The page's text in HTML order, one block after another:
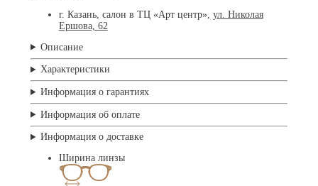
г. Казань, салон в ТЦ «Арт центр», ул. Николая
Ершова, 62
Описание
Характеристики
Информация о гарантиях
Информация об оплате
Информация о доставке
Ширина линзы